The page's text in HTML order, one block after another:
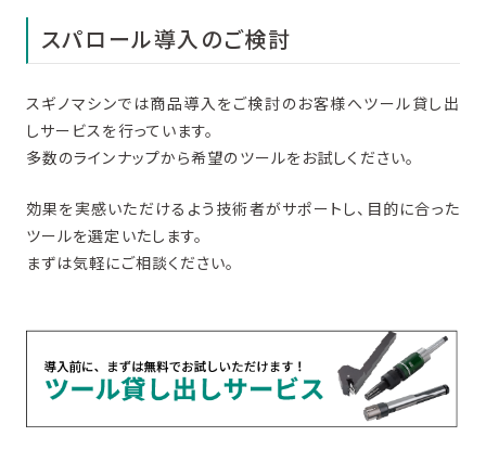
スパロール導入のご検討
スギノマシンでは商品導入をご検討のお客様へツール貸し出
しサービスを行っています。
多数のラインナップから希望のツールをお試しください。
効果を実感いただけるよう技術者がサポートし、目的に合った
ツールを選定いたします。
まずは気軽にご相談ください。